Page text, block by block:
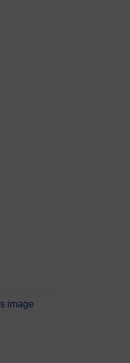
image